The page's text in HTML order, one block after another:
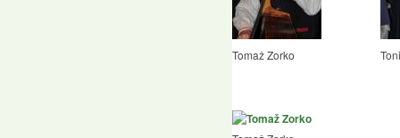
Tomaž Zorko